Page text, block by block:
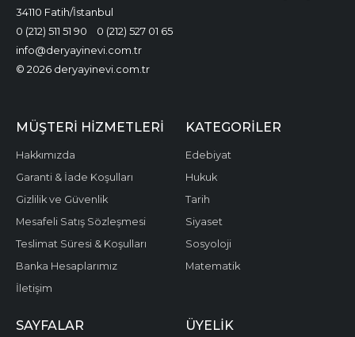
34110 Fatih/İstanbul
0 (212) 511 51 90
0 (212) 527 01 65
info@deryayinevi.com.tr
© 2026 deryayinevi.com.tr
MÜŞTERI HIZMETLERI
Hakkımızda
Garanti & İade Koşulları
Gizlilik ve Güvenlik
Mesafeli Satış Sözleşmesi
Teslimat Süresi & Koşulları
Banka Hesaplarımız
İletişim
KATEGORILER
Edebiyat
Hukuk
Tarih
Siyaset
Sosyoloji
Matematik
SAYFALAR ÜYELIK